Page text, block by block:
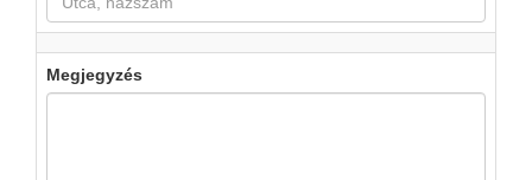
Megjegyzés